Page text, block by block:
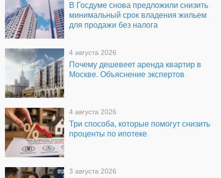
В Госдуме снова предложили снизить
минимальный срок владения жильем
для продажи без налога
4 августа 2026
Почему дешевеет аренда квартир в
Москве. Объяснение экспертов
4 августа 2026
Три способа, которые помогут снизить
проценты по ипотеке
3 августа 2026